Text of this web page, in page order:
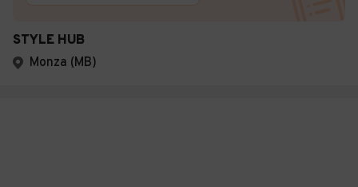
STYLE HUB
Monza (MB)